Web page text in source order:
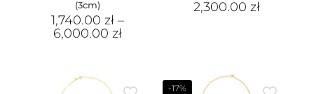
(3cm)
1,740.00 zł–
6,000.00 zł
2,300.00 zł
-17%